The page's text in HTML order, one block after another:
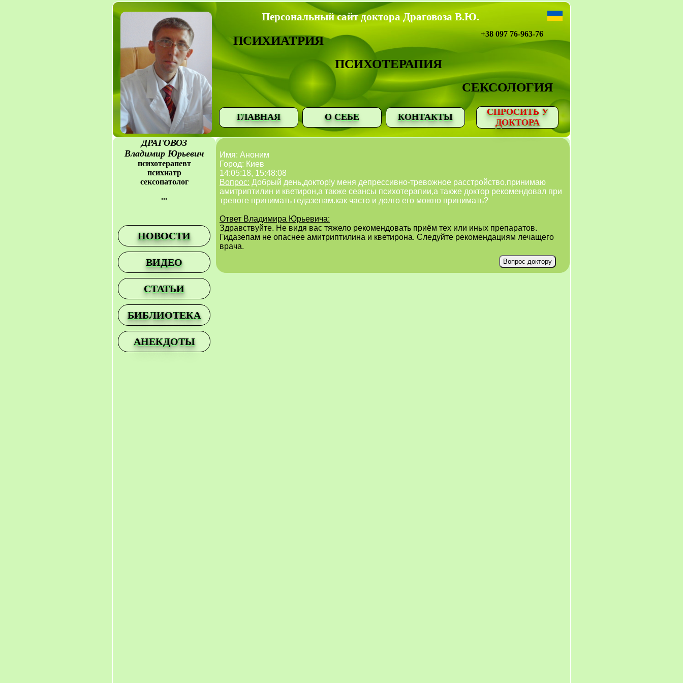
Персональный сайт доктора Драговоза В.Ю.
+38 097 76-963-76
ПСИХИАТРИЯ
ПСИХОТЕРАПИЯ
СЕКСОЛОГИЯ
ГЛАВНАЯ О СЕБЕ КОНТАКТЫ
СПРОСИТЬ У
ДОКТОРА
ДРАГОВОЗ
Владимир Юрьевич
психотерапевт
психиатр
сексопатолог
...
НОВОСТИ
ВИДЕО
СТАТЬИ
БИБЛИОТЕКА
АНЕКДОТЫ
Имя: Аноним
Город: Киев
14:05:18, 15:48:08
Вопрос: Добрый день,доктор!у меня депрессивно-тревожное расстройство,принимаю
амитриптилин и кветирон,а также сеансы психотерапии,а также доктор рекомендовал при
тревоге принимать гедазепам.как часто и долго его можно принимать?
Ответ Владимира Юрьевича:
Здравствуйте. Не видя вас тяжело рекомендовать приём тех или иных препаратов.
Гидазепам не опаснее амитриптилина и кветирона. Следуйте рекомендациям лечащего
врача.